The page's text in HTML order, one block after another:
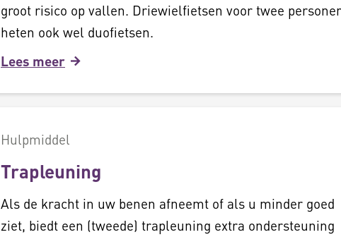
groot risico op vallen. Driewielfietsen voor twee
heten ook wel duofietsen.
Lees meer
Hulpmiddel
Trapleuning
Als de kracht in uw benen afneemt of als u minder goed
ziet, biedt een (tweede) trapleuning extra ondersteuning